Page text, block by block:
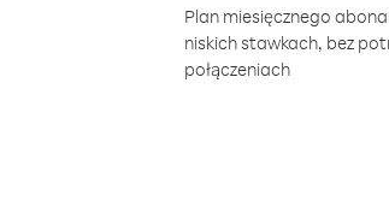
Plan miesięcznego
niskich stawkach, bez
połączeniach